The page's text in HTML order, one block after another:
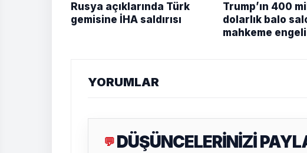
Rusya açıklarında Türk
gemisine İHA saldırısı
Trump’ın 400
dolarlık balo
mahkeme engeli
YORUMLAR
💬 DÜŞÜNCELERİNİZİ